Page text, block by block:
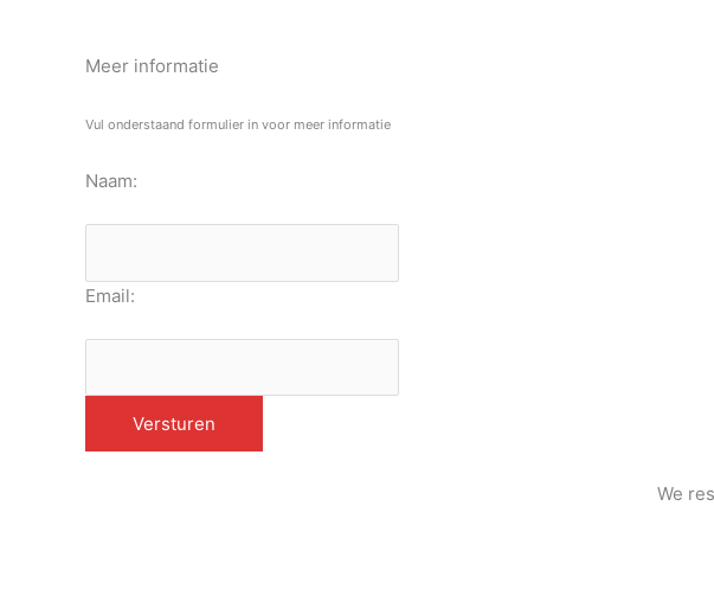
Meer informatie
Vul onderstaand formulier in voor meer informatie
Naam:
Email:
We